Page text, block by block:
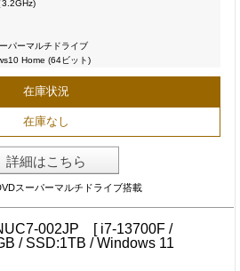
パーマルチドライブ
Home (64ビット)
在庫状況
在庫なし
詳細はこちら
スーパーマルチドライブ搭載